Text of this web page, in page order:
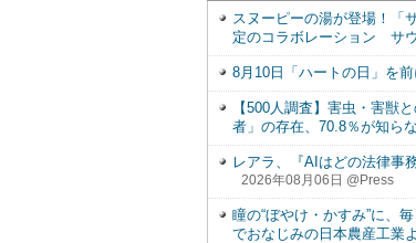
スヌーピーの湯が登場！「
定のコラボレーション サ
8月10日「ハートの日」を
【500人調査】害虫・害
者」の存在、70.8％が知
レアラ、『AIはどの法律事
2026年08月06日 @Press
瞳の“ぼやけ・かすみ”に、
でおなじみの日本農産工業